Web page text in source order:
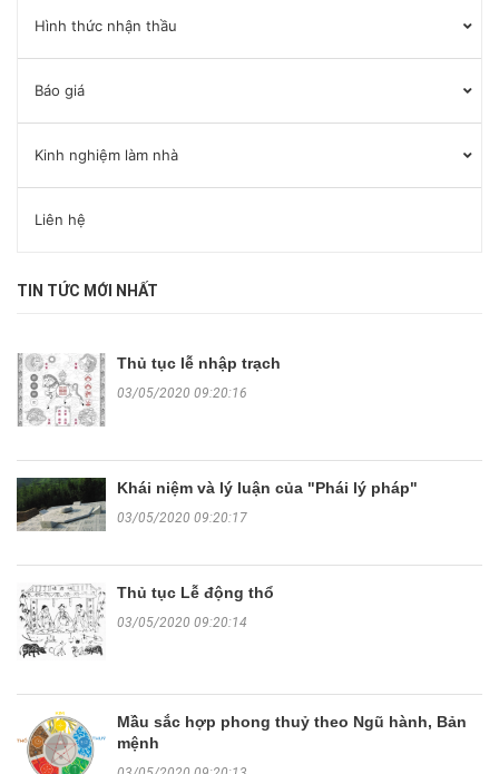
Hình thức nhận thầu
Báo giá
Kinh nghiệm làm nhà
Liên hệ
TIN TỨC MỚI NHẤT
Thủ tục lễ nhập trạch
03/05/2020 09:20:16
Khái niệm và lý luận của "Phái lý pháp"
03/05/2020 09:20:17
Thủ tục Lễ động thổ
03/05/2020 09:20:14
Mầu sắc hợp phong thuỷ theo Ngũ hành, Bản
mệnh